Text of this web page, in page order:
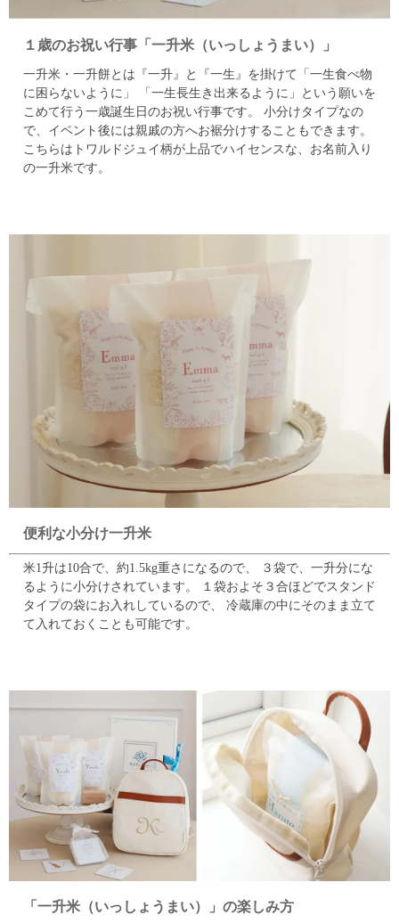
１歳のお祝い行事「一升米（いっしょうまい）」
一升米・一升餅とは『一升』と『一生』を掛けて「一生食べ物
に困らないように」
「一生長生き出来るように」という願いを
こめて行う一歳誕生日のお祝い行事です。
小分けタイプなの
で、イベント後には親戚の方へお裾分けすることもできます。
こちらはトワルドジュイ柄が上品でハイセンスな、お名前入り
の一升米です。
便利な小分け一升米
米1升は10合で、約1.5kg重さになるので、
３袋で、一升分にな
るように小分けされています。
１袋およそ３合ほどでスタンド
タイプの袋にお入れしているので、
冷蔵庫の中にそのまま立て
て入れておくことも可能です。
「一升米（いっしょうまい）」の楽しみ方